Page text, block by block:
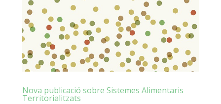
Nova publicació sobre Sistemes Alimentaris
Territorialitzats